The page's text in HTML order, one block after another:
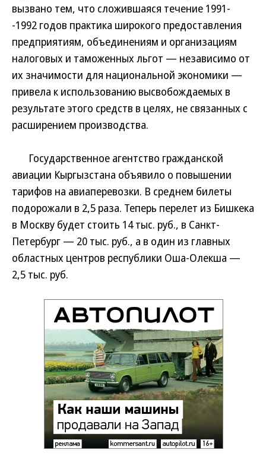
вызвано тем, что сложившаяся течение 1991-
-1992 годов практика широкого предоставления
предприятиям, объединениям и организациям
налоговых и таможенных льгот — независимо от
их значимости для национальной экономики —
привела к использованию высвобождаемых в
результате этого средств в целях, не связанных с
расширением производства.
Государственное агентство гражданской
авиации Кыргызстана объявило о повышении
тарифов на авиаперевозки. В среднем билеты
подорожали в 2,5 раза. Теперь перелет из Бишкека
в Москву будет стоить 14 тыс. руб., в Санкт-
Петербург — 20 тыс. руб., а в один из главных
областных центров республики Оша-Олекша —
2,5 тыс. руб.